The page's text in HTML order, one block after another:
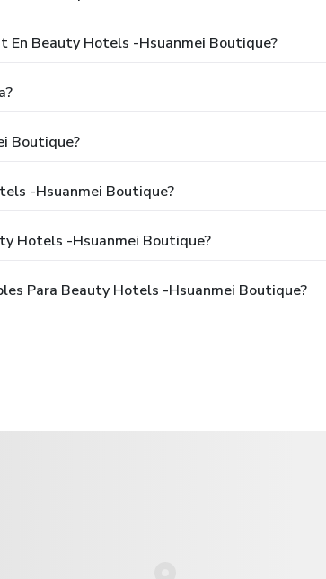
En Beauty Hotels -Hsuanmei Boutique?
Boutique?
-Hsuanmei Boutique?
Hotels -Hsuanmei Boutique?
Para Beauty Hotels -Hsuanmei Boutique?